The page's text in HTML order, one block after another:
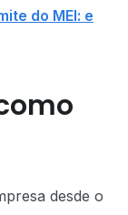
do MEI: e
desde o